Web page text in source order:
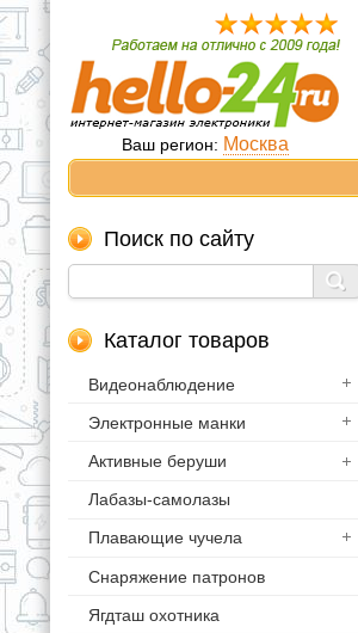
Ваш регион: Москва
Поиск по сайту
Каталог товаров
Видеонаблюдение
Электронные манки
Активные беруши
Лабазы-самолазы
Плавающие чучела
Снаряжение патронов
Ягдташ охотника